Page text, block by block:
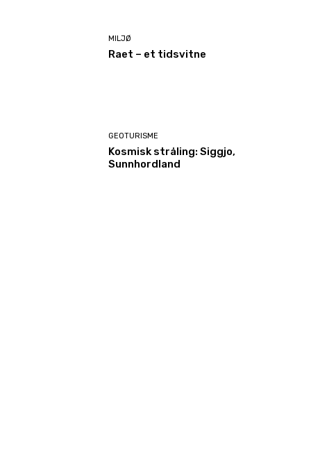
MILJØ
Raet – et tidsvitne
GEOTURISME
Kosmisk stråling: Siggjo,
Sunnhordland